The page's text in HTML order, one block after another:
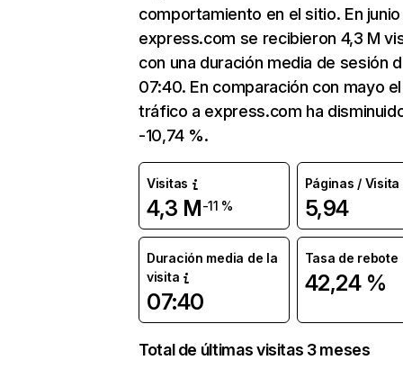
comportamiento en el sitio. En junio
express.com se recibieron 4,3 M
con una duración media de sesión
07:40. En comparación con mayo el
tráfico a express.com ha
-10,74 %.
Visitas
4,3 M-11 %
Páginas / Visita
5,94
Duración media de la
visita
07:40
Tasa de rebote
42,24 %
Total de últimas visitas 3 meses